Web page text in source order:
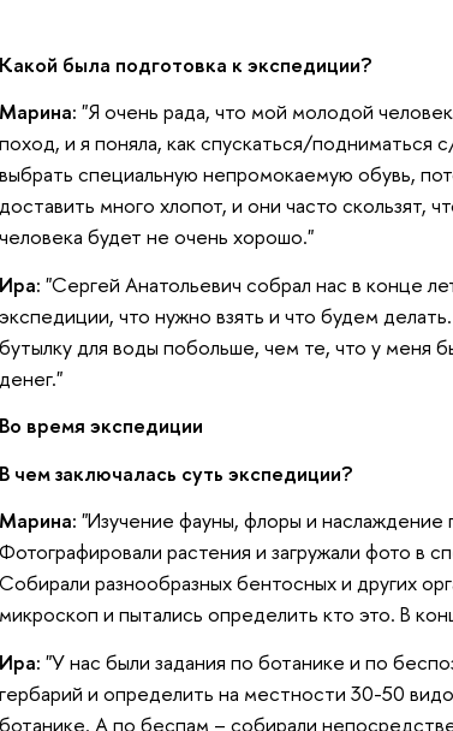
Какой была подготовка к экспедиции?
Марина: "Я очень рада, что мой молодой
поход, и я поняла, как спускаться/
выбрать специальную непромокаемую обувь,
доставить много хлопот, и они часто скользят,
человека будет не очень хорошо."
Ира: "Сергей Анатольевич собрал нас в конце
экспедиции, что нужно взять и что будем
бутылку для воды побольше, чем те, что у меня
денег."
Во время экспедиции
В чем заключалась суть экспедиции?
Марина: "Изучение фауны, флоры и
Фотографировали растения и загружали фото в
Собирали разнообразных бентосных и других
микроскоп и пытались определить кто это. В
Ира: "У нас были задания по ботанике и по
гербарий и определить на местности 30-50
ботанике. А по беспам – собирали